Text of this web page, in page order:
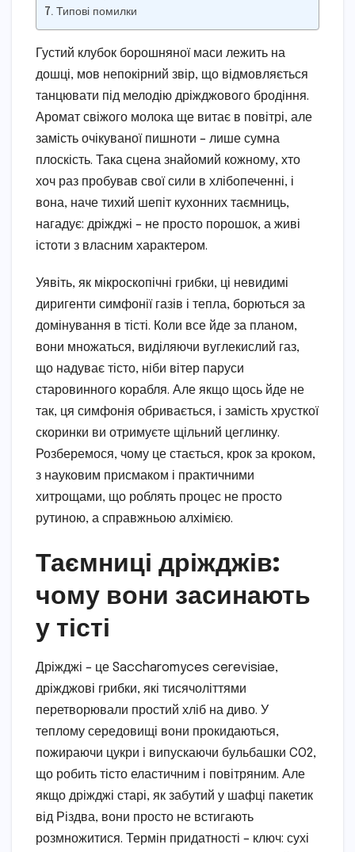
Типові помилки
Густий клубок борошняної маси лежить на
дошці, мов непокірний звір, що відмовляється
танцювати під мелодію дріжджового бродіння.
Аромат свіжого молока ще витає в повітрі, але
замість очікуваної пишноти – лише сумна
плоскість. Така сцена знайомий кожному, хто
хоч раз пробував свої сили в хлібопеченні, і
вона, наче тихий шепіт кухонних таємниць,
нагадує: дріжджі – не просто порошок, а живі
істоти з власним характером.
Уявіть, як мікроскопічні грибки, ці невидимі
диригенти симфонії газів і тепла, борються за
домінування в тісті. Коли все йде за планом,
вони множаться, виділяючи вуглекислий газ,
що надуває тісто, ніби вітер паруси
старовинного корабля. Але якщо щось йде не
так, ця симфонія обривається, і замість хрусткої
скоринки ви отримуєте щільний цеглинку.
Розберемося, чому це стається, крок за кроком,
з науковим присмаком і практичними
хитрощами, що роблять процес не просто
рутиною, а справжньою алхімією.
Таємниці дріжджів:
чому вони засинають
у тісті
Дріжджі – це Saccharomyces cerevisiae,
дріжджові грибки, які тисячоліттями
перетворювали простий хліб на диво. У
теплому середовищі вони прокидаються,
пожираючи цукри і випускаючи бульбашки CO2,
що робить тісто еластичним і повітряним. Але
якщо дріжджі старі, як забутий у шафці пакетик
від Різдва, вони просто не встигають
розмножитися. Термін придатності – ключ: сухі